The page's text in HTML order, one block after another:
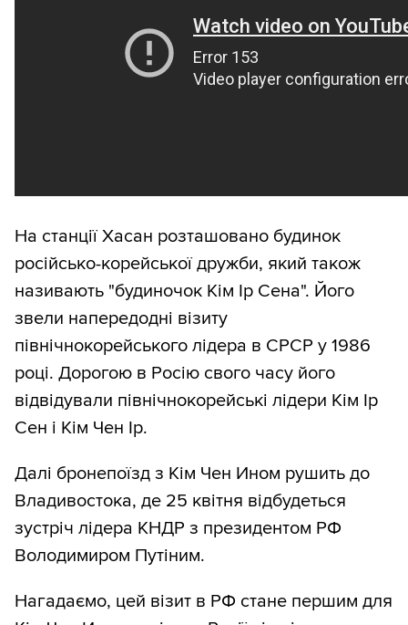
На станції Хасан розташовано будинок
російсько-корейської дружби, який також
називають "будиночок Кім Ір Сена". Його
звели напередодні візиту
північнокорейського лідера в СРСР у 1986
році. Дорогою в Росію свого часу його
відвідували північнокорейські лідери Кім Ір
Сен і Кім Чен Ір.
Далі бронепоїзд з Кім Чен Ином рушить до
Владивостока, де 25 квітня відбудеться
зустріч лідера КНДР з президентом РФ
Володимиром Путіним.
Нагадаємо, цей візит в РФ стане першим для